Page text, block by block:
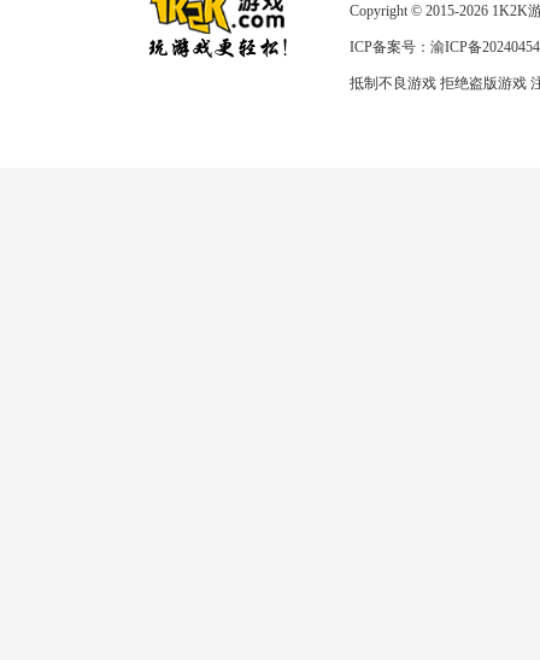
Copyright © 2015-2026 1K2K
ICP备案号： 渝ICP备
抵制不良游戏 拒绝盗版游戏